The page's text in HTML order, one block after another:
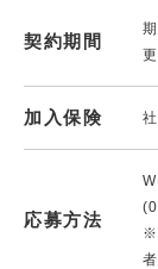
契約期間
加入保険
応募方法
※